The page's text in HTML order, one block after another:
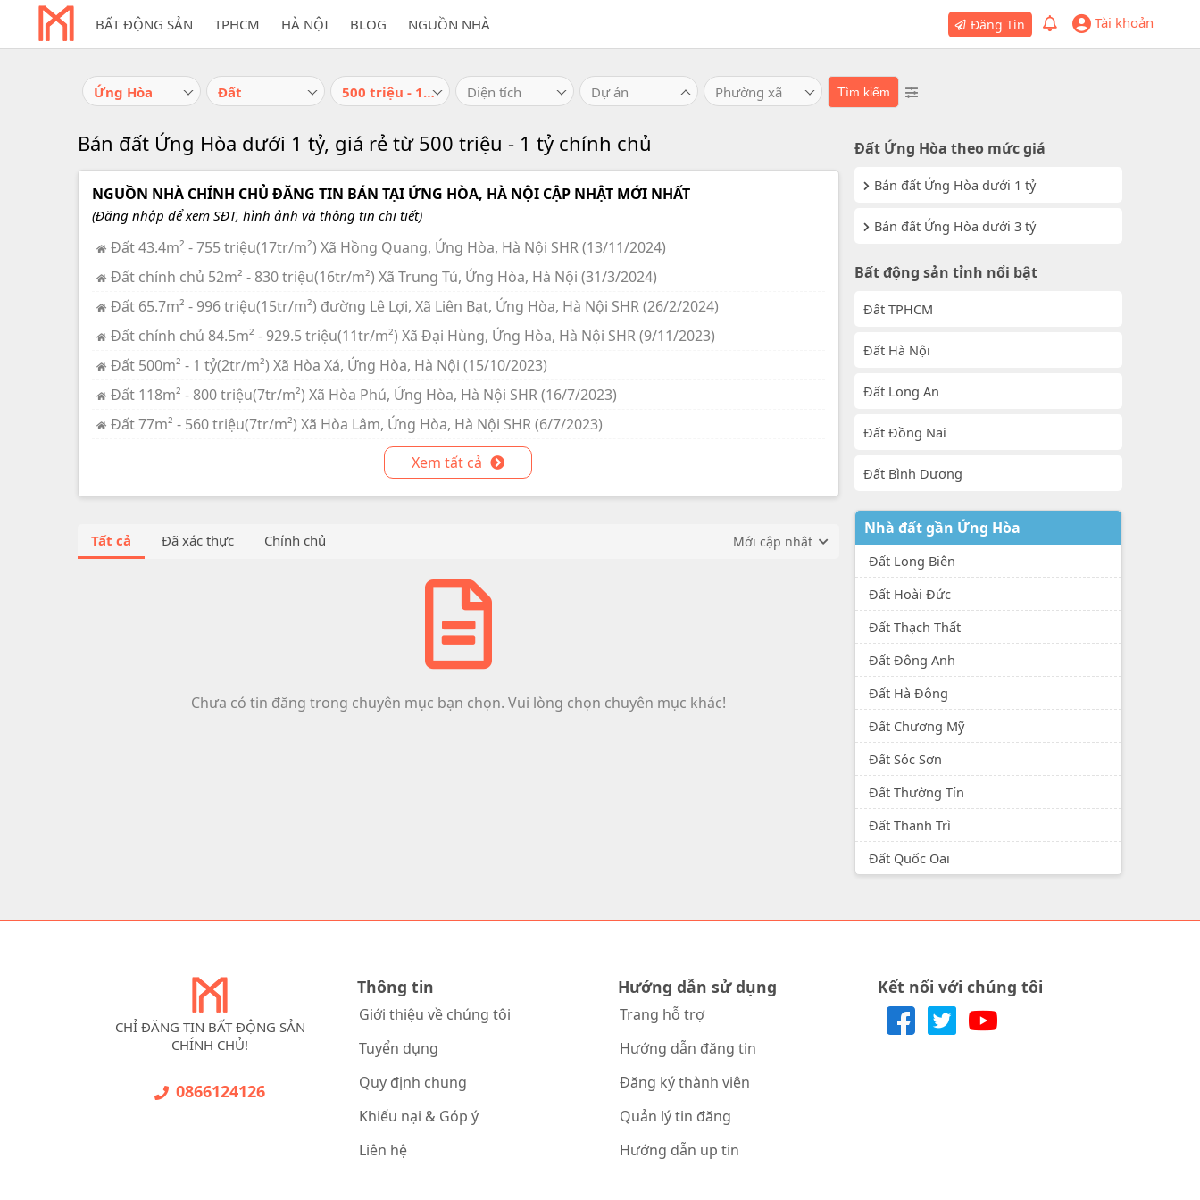
BẤT ĐỘNG SẢN TPHCM HÀ NỘI BLOG NGUỒN NHÀ Đăng Tin Tài khoản
Ứng Hòa Đất 500 triệu - 1 tỷ Diện tích Dự án Phường xã
Bán đất Ứng Hòa dưới 1 tỷ, giá rẻ từ 500 triệu - 1 tỷ chính chủ
NGUỒN NHÀ CHÍNH CHỦ ĐĂNG TIN BÁN TẠI ỨNG HÒA, HÀ NỘI CẬP NHẬT MỚI NHẤT
(Đăng nhập để xem SĐT, hình ảnh và thông tin chi tiết)
Đất 43.4m² - 755 triệu(17tr/m²) Xã Hồng Quang, Ứng Hòa, Hà Nội SHR (13/11/2024)
Đất chính chủ 52m² - 830 triệu(16tr/m²) Xã Trung Tú, Ứng Hòa, Hà Nội (31/3/2024)
Đất 65.7m² - 996 triệu(15tr/m²) đường Lê Lợi, Xã Liên Bạt, Ứng Hòa, Hà Nội SHR (26/2/2024)
Đất chính chủ 84.5m² - 929.5 triệu(11tr/m²) Xã Đại Hùng, Ứng Hòa, Hà Nội SHR (9/11/2023)
Đất 500m² - 1 tỷ(2tr/m²) Xã Hòa Xá, Ứng Hòa, Hà Nội (15/10/2023)
Đất 118m² - 800 triệu(7tr/m²) Xã Hòa Phú, Ứng Hòa, Hà Nội SHR (16/7/2023)
Đất 77m² - 560 triệu(7tr/m²) Xã Hòa Lâm, Ứng Hòa, Hà Nội SHR (6/7/2023)
Xem tất cả
Tất cả Đã xác thực Chính chủ Mới cập nhật
Chưa có tin đăng trong chuyên mục bạn chọn. Vui lòng chọn chuyên mục khác!
Đất Ứng Hòa theo mức giá
Bán đất Ứng Hòa dưới 1 tỷ
Bán đất Ứng Hòa dưới 3 tỷ
Bất động sản tỉnh nổi bật
Đất TPHCM
Đất Hà Nội
Đất Long An
Đất Đồng Nai
Đất Bình Dương
Nhà đất gần Ứng Hòa
Đất Long Biên
Đất Hoài Đức
Đất Thạch Thất
Đất Đông Anh
Đất Hà Đông
Đất Chương Mỹ
Đất Sóc Sơn
Đất Thường Tín
Đất Thanh Trì
Đất Quốc Oai
CHỈ ĐĂNG TIN BẤT ĐỘNG SẢN
CHÍNH CHỦ!
0866124126
Thông tin
Giới thiệu về chúng tôi
Tuyển dụng
Quy định chung
Khiếu nại & Góp ý
Liên hệ
Hướng dẫn sử dụng
Trang hỗ trợ
Hướng dẫn đăng tin
Đăng ký thành viên
Quản lý tin đăng
Hướng dẫn up tin
Kết nối với chúng tôi